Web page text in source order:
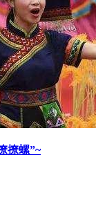
撩螺”~